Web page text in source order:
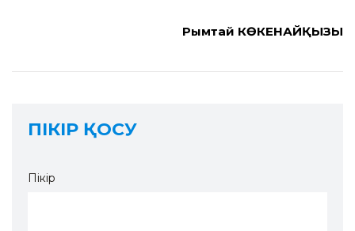
Рымтай КӨКЕНАЙҚЫЗЫ
ПІКІР ҚОСУ
Пікір